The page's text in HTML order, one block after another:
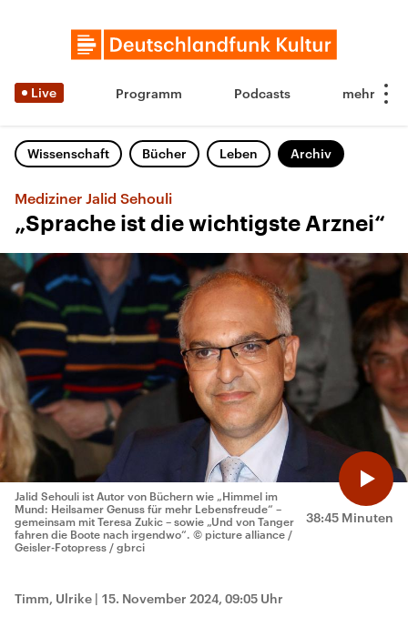
Live Programm Podcasts
Wissenschaft Bücher Leben Archiv
Mediziner Jalid Sehouli
„Sprache ist die wichtigste Arznei“
38:45 Minuten
Jalid Sehouli ist Autor von Büchern wie „Himmel im
Mund: Heilsamer Genuss für mehr Lebensfreude“ –
gemeinsam mit Teresa Zukic – sowie „Und von Tanger
fahren die Boote nach irgendwo“. © picture alliance /
Geisler-Fotopress / gbrci
Timm, Ulrike | 15. November 2024, 09:05 Uhr